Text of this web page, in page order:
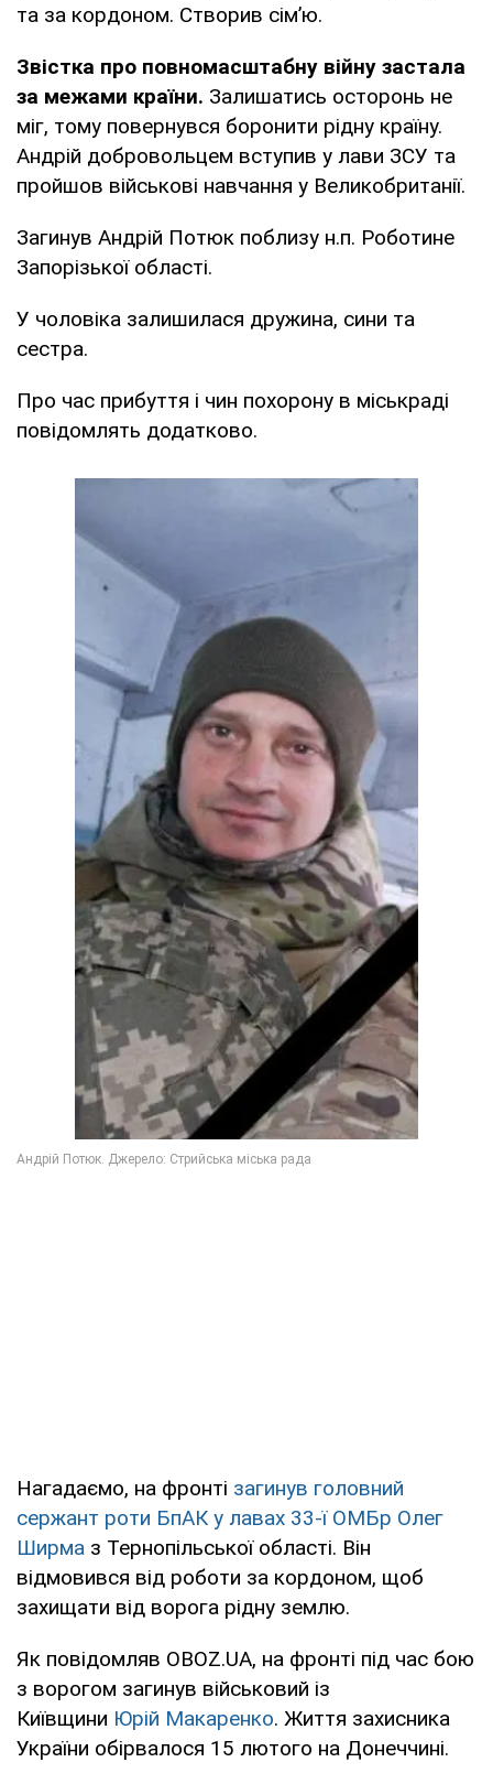
та за кордоном. Створив сім’ю.
Звістка про повномасштабну війну застала
за межами країни. Залишатись осторонь не
міг, тому повернувся боронити рідну країну.
Андрій добровольцем вступив у лави ЗСУ та
пройшов військові навчання у Великобританії.
Загинув Андрій Потюк поблизу н.п. Роботине
Запорізької області.
У чоловіка залишилася дружина, сини та
сестра.
Про час прибуття і чин похорону в міськраді
повідомлять додатково.
Нагадаємо, на фронті загинув головний
сержант роти БпАК у лавах 33-ї ОМБр Олег
Ширма з Тернопільської області. Він
відмовився від роботи за кордоном, щоб
захищати від ворога рідну землю.
Як повідомляв OBOZ.UA, на фронті під час бою
з ворогом загинув військовий із
Київщини Юрій Макаренко. Життя захисника
України обірвалося 15 лютого на Донеччині.